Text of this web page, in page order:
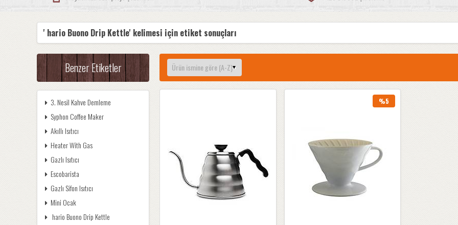
' hario Buono Drip Kettle' kelimesi için etiket sonuçları
Benzer Etiketler
3. Nesil Kahve Demleme
Syphon Coffee Maker
Akıllı Isıtıcı
Heater With Gas
Gazlı Isıtıcı
Escobarista
Gazlı Sifon Isıtıcı
Mini Ocak
hario Buono Drip Kettle
%5